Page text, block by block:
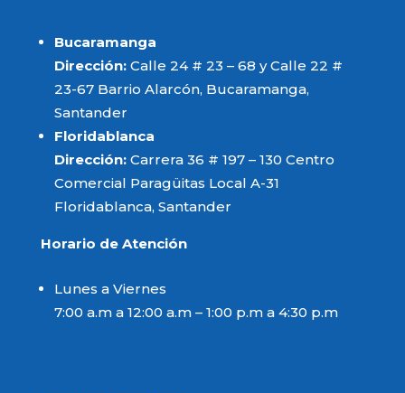
Bucaramanga
Dirección: Calle 24 # 23 – 68 y Calle 22 #
23-67 Barrio Alarcón, Bucaramanga,
Santander
Floridablanca
Dirección: Carrera 36 # 197 – 130 Centro
Comercial Paragüitas Local A-31
Floridablanca, Santander
Horario de Atención
Lunes a Viernes
7:00 a.m a 12:00 a.m – 1:00 p.m a 4:30 p.m